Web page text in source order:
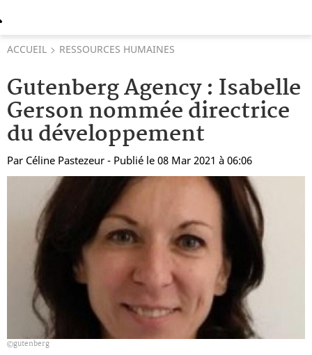
ACCUEIL RESSOURCES HUMAINES
Gutenberg Agency : Isabelle
Gerson nommée directrice
du développement
Par Céline Pastezeur - Publié le 08 Mar 2021 à 06:06
gutenberg